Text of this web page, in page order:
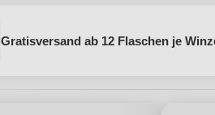
Gratisversand ab 12 Flaschen je